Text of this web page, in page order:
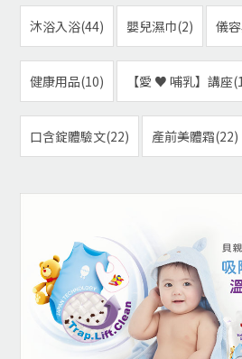
沐浴入浴(44) 嬰兒濕巾(2) 儀
健康用品(10) 【愛 ♥ 哺乳】講座
口含錠體驗文(22) 產前美體霜(22)